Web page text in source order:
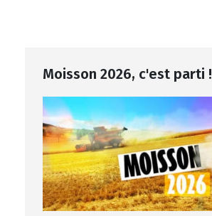
Moisson 2026, c'est parti !